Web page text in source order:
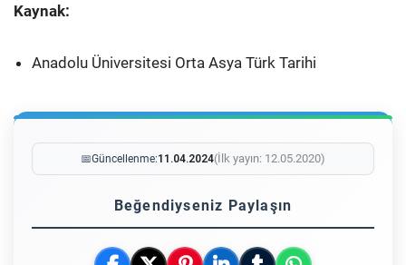
Kaynak:
Anadolu Üniversitesi Orta Asya Türk Tarihi
📅Güncellenme:11.04.2024(İlk yayın: 12.05.2020)
Beğendiyseniz Paylaşın